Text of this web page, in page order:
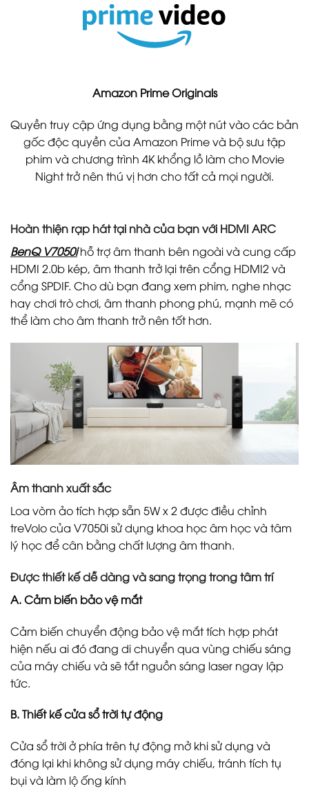
Amazon Prime Originals
Quyền truy cập ứng dụng bằng một nút vào các bản
gốc độc quyền của Amazon Prime và bộ sưu tập
phim và chương trình 4K khổng lồ làm cho Movie
Night trở nên thú vị hơn cho tất cả mọi người.
Hoàn thiện rạp hát tại nhà của bạn với HDMI ARC
BenQ V7050ihỗ trợ âm thanh bên ngoài và cung cấp
HDMI 2.0b kép, âm thanh trở lại trên cổng HDMI2 và
cổng SPDIF. Cho dù bạn đang xem phim, nghe nhạc
hay chơi trò chơi, âm thanh phong phú, mạnh mẽ có
thể làm cho âm thanh trở nên tốt hơn.
Âm thanh xuất sắc
Loa vòm ảo tích hợp sẵn 5W x 2 được điều chỉnh
treVolo của V7050i sử dụng khoa học âm học và tâm
lý học để cân bằng chất lượng âm thanh.
Được thiết kế dễ dàng và sang trọng trong tâm trí
A. Cảm biến bảo vệ mắt
Cảm biến chuyển động bảo vệ mắt tích hợp phát
hiện nếu ai đó đang di chuyển qua vùng chiếu sáng
của máy chiếu và sẽ tắt nguồn sáng laser ngay lập
tức.
B. Thiết kế cửa sổ trời tự động
Cửa sổ trời ở phía trên tự động mở khi sử dụng và
đóng lại khi không sử dụng máy chiếu, tránh tích tụ
bụi và làm lộ ống kính